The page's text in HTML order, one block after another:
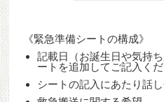
《緊急準備シートの構成》
記載日（お誕生日や気持
ートを追加してご記入くだ
シートの記入にあたり話